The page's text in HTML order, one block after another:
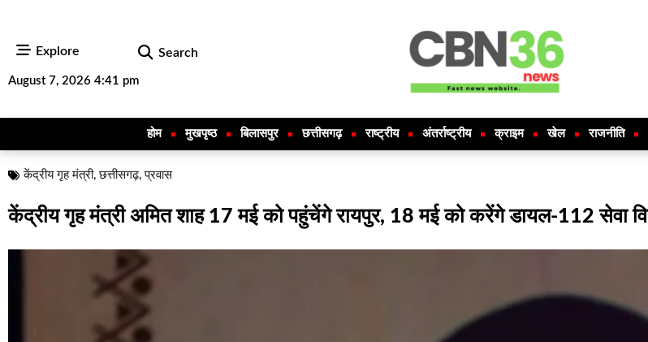
Explore Search
August 7, 2026 4:41 pm
होम मुखपृष्ठ बिलासपुर छत्तीसगढ़ राष्ट्रीय अंतर्राष्ट्रीय क्राइम खेल राजनीति
केंद्रीय गृह मंत्री,छत्तीसगढ़,प्रवास
केंद्रीय गृह मंत्री अमित शाह 17 मई को पहुंचेंगे रायपुर, 18 मई को करेंगे डायल-112 सेवा